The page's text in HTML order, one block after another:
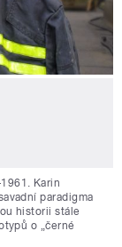
Karin
paradigma
historii stále
o „černé